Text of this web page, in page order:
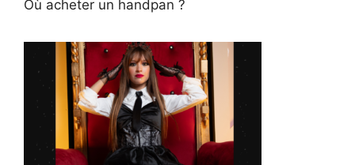
Où acheter un handpan ?